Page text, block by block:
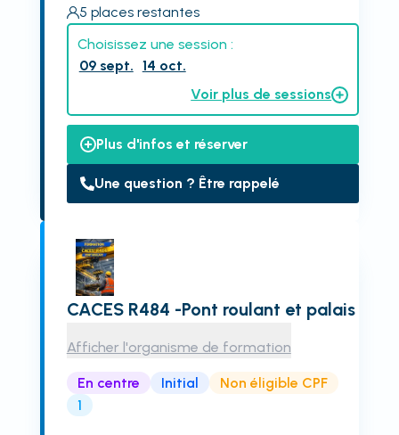
5 places restantes
Choisissez une session :
09 sept. 14 oct.
Voir plus de sessions
Plus d'infos et réserver
Une question ? Être rappelé
CACES R484 -Pont roulant et palais
Afficher l'organisme de formation
En centre Initial
Non éligible CPF
1